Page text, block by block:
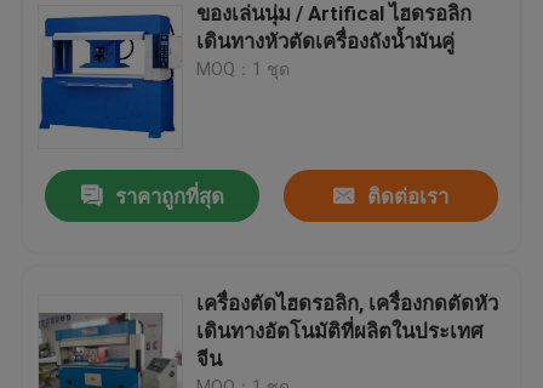
ติดต่อเรา
ขอใบเสนอราคา
เครื่องตัดไฮดรอลิก
กดเครื่องตัดไฮดรอลิก
เครื่องตัดแขนสว่านแบบไฮดรอลิค
ของเล่นนุ่ม / Artifical ไฮดรอลิก
เดินทางหัวตัดเครื่องถังน้ำมันคู่
MOQ：1 ชุด
ราคาถูกที่สุด ติดต่อเรา
เครื่องตัดไฮดรอลิก, เครื่องกดตัดหัว
เดินทางอัตโนมัติที่ผลิตในประเทศ
จีน